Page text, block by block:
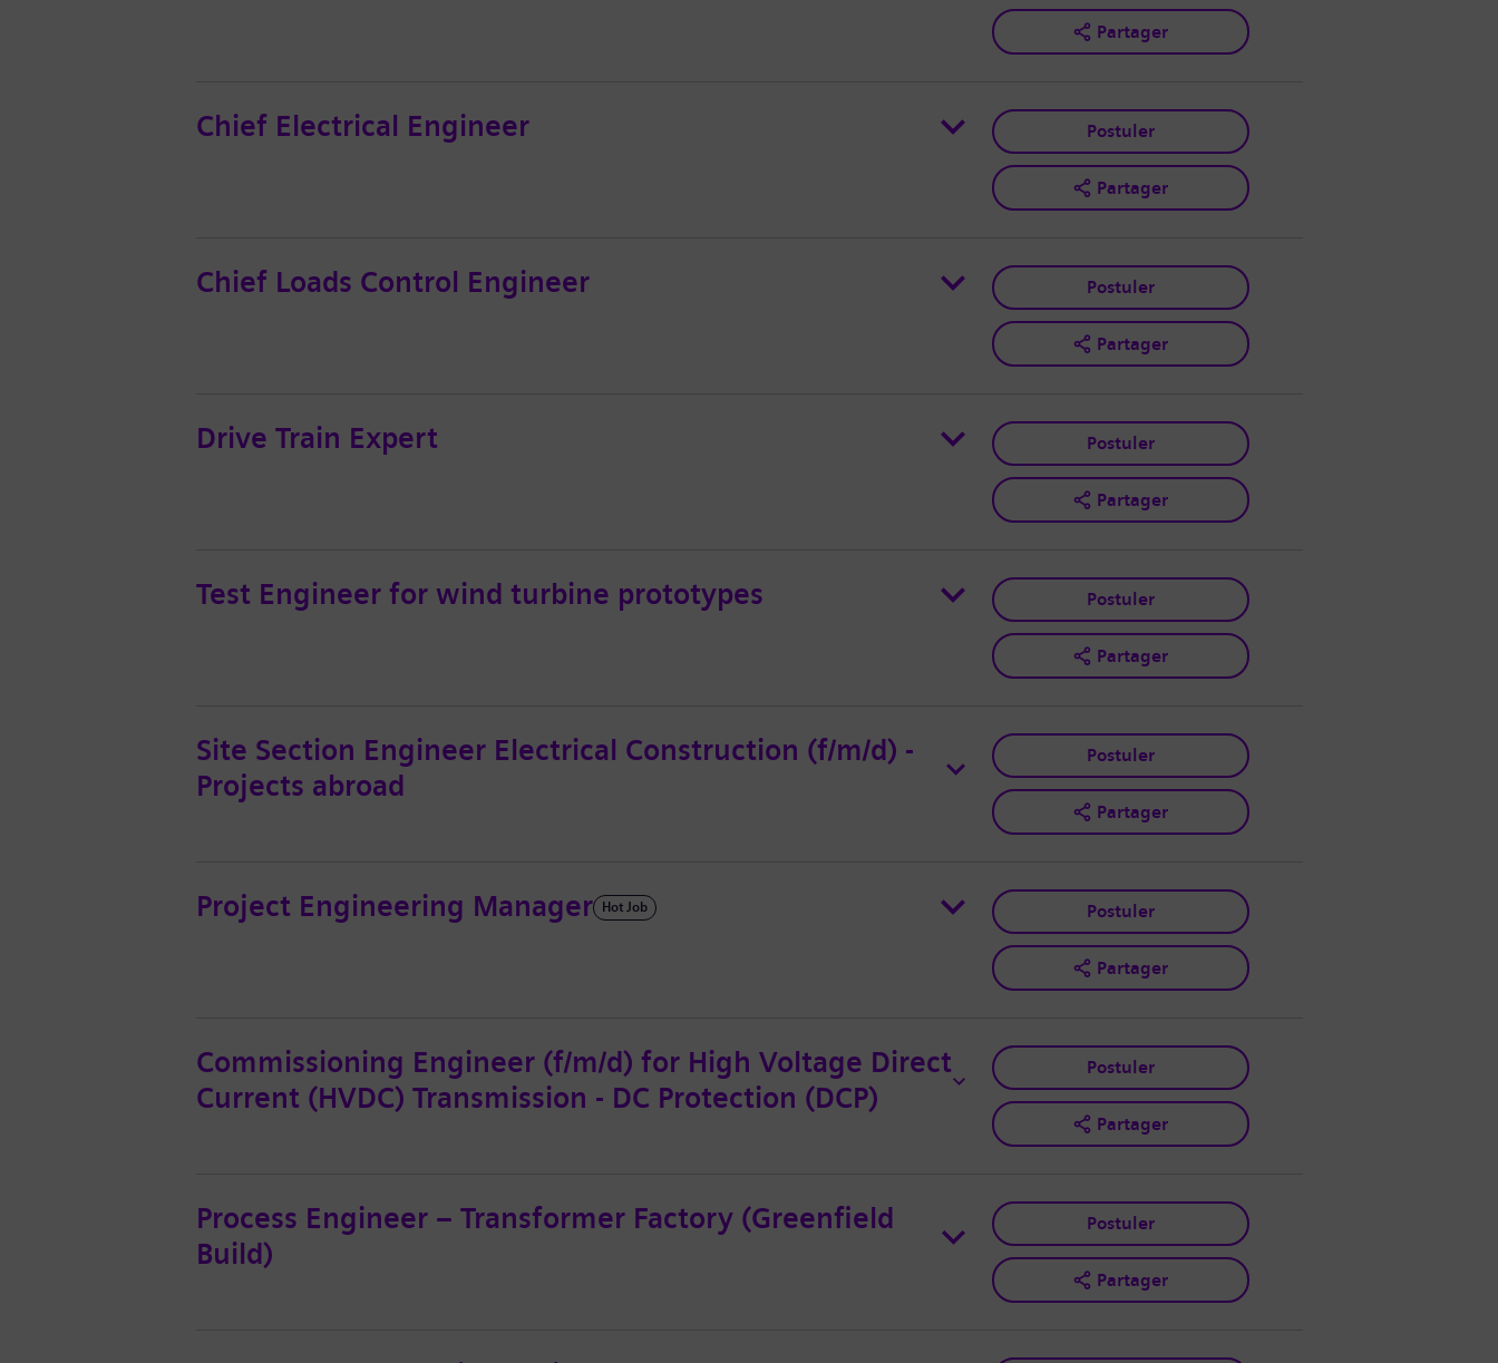
Partager
Chief Electrical Engineer Postuler
Partager
Chief Loads Control Engineer Postuler
Partager
Drive Train Expert Postuler
Partager
Test Engineer for wind turbine prototypes Postuler
Partager
Site Section Engineer Electrical Construction (f/m/d) -
Projects abroad
Postuler
Partager
Project Engineering Manager Hot Job Postuler
Partager
Commissioning Engineer (f/m/d) for High Voltage Direct
Current (HVDC) Transmission - DC Protection (DCP)
Postuler
Partager
Process Engineer – Transformer Factory (Greenfield
Build)
Postuler
Partager